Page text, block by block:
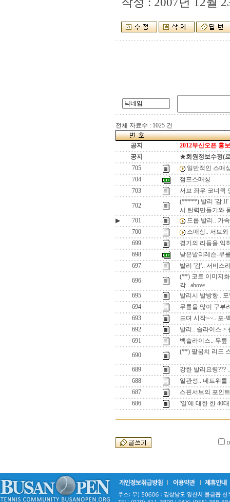
전체 자료수 : 1025 건
공지
2012부산오픈 홍
공지
★회원정보수정(
705
일반적인 스매
704
점프스매싱
703
서브 좌우 코너윅
702
(*****) 발리 '감 II'
시 탄력만들기와
▶
701
드롭 발리.. 가
700
스매싱.. 서브
699
경기의 리듬을 익
698
낮은발리레슨-무
697
발리 '감'.. 서비스
696
(**) 코트 이미지
각.. above
695
발리시 발방향..
694
무릎을 많이 구부
693
드뎌 시작~~.. 포-
692
발리.. 슬라이스 >
691
백슬라이스.. 무릎
690
(**) 팔꿈치 리드
689
강한 발리요령???
688
일관성.. 네트위를
687
스핀서브의 포인
686
'일'에 대한 한 40